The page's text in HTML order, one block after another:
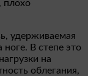
плохо
удерживаемая
В степе это
на
облегания,